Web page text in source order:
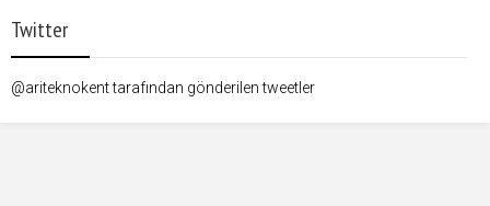
Twitter
@ariteknokent tarafından gönderilen tweetler